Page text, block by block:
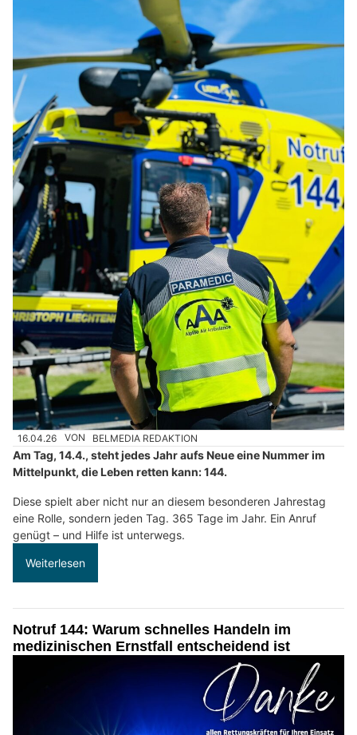
16.04.26 VON BELMEDIA REDAKTION
Am Tag, 14.4., steht jedes Jahr aufs Neue eine Nummer im
Mittelpunkt, die Leben retten kann: 144.
Diese spielt aber nicht nur an diesem besonderen Jahrestag
eine Rolle, sondern jeden Tag. 365 Tage im Jahr. Ein Anruf
genügt – und Hilfe ist unterwegs.
Weiterlesen
Notruf 144: Warum schnelles Handeln im
medizinischen Ernstfall entscheidend ist